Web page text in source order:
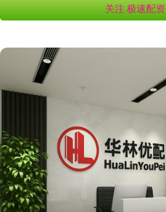
关注 极速配资